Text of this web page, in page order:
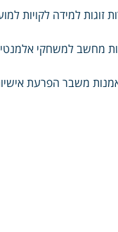
זוגות למידה לקויות
מחשב למשחקי
משבר הפרעת